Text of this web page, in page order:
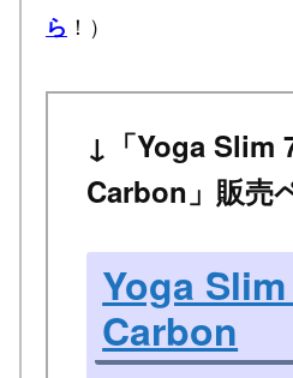
ら ！）
↓「Yoga Slim
Carbon」販売
Yoga
Carbon